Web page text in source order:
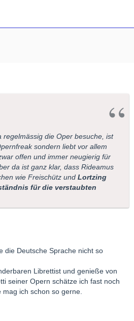
regelmässig die Oper besuche, ist
sondern liebt vor allem
offen und immer neugierig für
da ist ganz klar, dass Rideamus
wie Freischütz und Lortzing
für die verstaubten
die Deutsche Sprache nicht so
Librettist und genieße von
seiner Opern schätze ich fast noch
ich schon so gerne.